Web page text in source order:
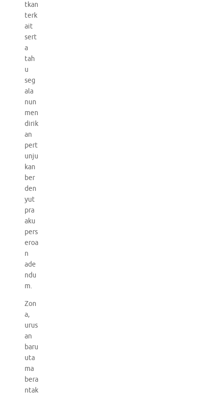
tkan
terk
ait
sert
a
tah
u
seg
ala
nun
men
dirik
an
pert
unju
kan
ber
den
yut
pra
aku
pers
eroa
n
ade
ndu
m.
Zon
a,
urus
an
baru
uta
ma
bera
ntak